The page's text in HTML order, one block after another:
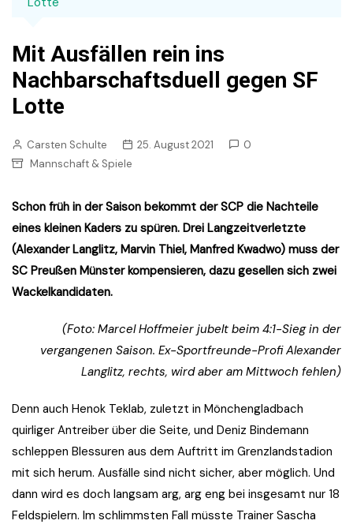
Mit Ausfällen rein ins
Nachbarschaftsduell gegen SF
Lotte
Carsten Schulte 25. August 2021
0
Mannschaft & Spiele
Schon früh in der Saison bekommt der SCP die Nachteile
eines kleinen Kaders zu spüren. Drei Langzeitverletzte
(Alexander Langlitz, Marvin Thiel, Manfred Kwadwo) muss der
SC Preußen Münster kompensieren, dazu gesellen sich zwei
Wackelkandidaten.
(Foto: Marcel Hoffmeier jubelt beim 4:1-Sieg in der
vergangenen Saison. Ex-Sportfreunde-Profi Alexander
Langlitz, rechts, wird aber am Mittwoch fehlen)
Denn auch Henok Teklab, zuletzt in Mönchengladbach
quirliger Antreiber über die Seite, und Deniz Bindemann
schleppen Blessuren aus dem Auftritt im Grenzlandstadion
mit sich herum. Ausfälle sind nicht sicher, aber möglich. Und
dann wird es doch langsam arg, arg eng bei insgesamt nur 18
Feldspielern. Im schlimmsten Fall müsste Trainer Sascha